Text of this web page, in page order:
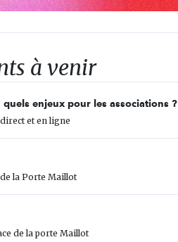
à venir
enjeux pour les associations ?
et en ligne
la Porte Maillot
de la porte Maillot